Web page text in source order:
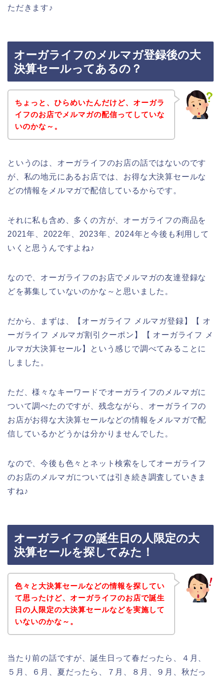
ただきます♪
オーガライフのメルマガ登録後の大
決算セールってあるの？
ちょっと、ひらめいたんだけど、オーガラ
イフのお店でメルマガの配信ってしていな
いのかな～。
というのは、オーガライフのお店の話ではないのです
が、私の地元にあるお店では、お得な大決算セールな
どの情報をメルマガで配信しているからです。
それに私も含め、多くの方が、オーガライフの商品を
2021年、2022年、2023年、2024年と今後も利用して
いくと思うんですよね♪
なので、オーガライフのお店でメルマガの友達登録な
どを募集していないのかな～と思いました。
だから、まずは、【オーガライフ メルマガ登録】【 オ
ーガライフ メルマガ割引クーポン】【 オーガライフ メ
ルマガ大決算セール】という感じで調べてみることに
しました。
ただ、様々なキーワードでオーガライフのメルマガに
ついて調べたのですが、残念ながら、オーガライフの
お店がお得な大決算セールなどの情報をメルマガで配
信しているかどうかは分かりませんでした。
なので、今後も色々とネット検索をしてオーガライフ
のお店のメルマガについては引き続き調査していきま
すね♪
オーガライフの誕生日の人限定の大
決算セールを探してみた！
色々と大決算セールなどの情報を探してい
て思ったけど、オーガライフのお店で誕生
日の人限定の大決算セールなどを実施して
いないのかな～。
当たり前の話ですが、誕生日って春だったら、４月、
５月、６月、夏だったら、７月、８月、９月、秋だっ